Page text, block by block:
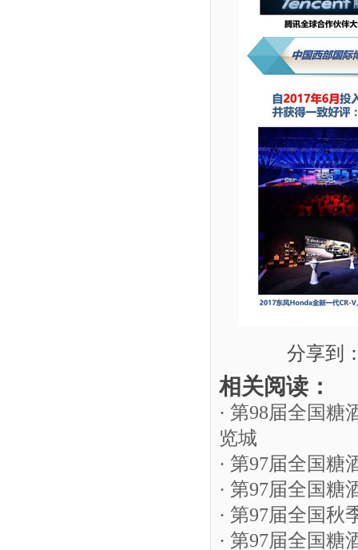
分享到
相关阅读：
· 第98届全国
览城
· 第97届全国糖
· 第97届全国糖
· 第97届全国秋
· 第97届全国糖